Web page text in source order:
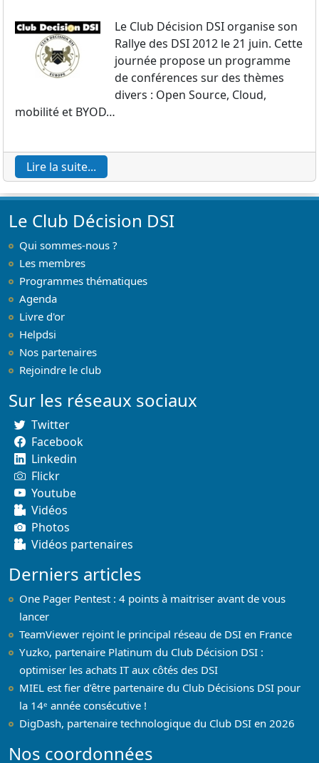
Le Club Décision DSI organise son
Rallye des DSI 2012 le 21 juin. Cette
journée propose un programme
de conférences sur des thèmes
divers : Open Source, Cloud,
mobilité et BYOD…
Lire la suite...
Le Club Décision DSI
Qui sommes-nous ?
Les membres
Programmes thématiques
Agenda
Livre d'or
Helpdsi
Nos partenaires
Rejoindre le club
Sur les réseaux sociaux
Twitter
Facebook
Linkedin
Flickr
Youtube
Vidéos
Photos
Vidéos partenaires
Derniers articles
One Pager Pentest : 4 points à maitriser avant de vous
lancer
TeamViewer rejoint le principal réseau de DSI en France
Yuzko, partenaire Platinum du Club Décision DSI :
optimiser les achats IT aux côtés des DSI
MIEL est fier d’être partenaire du Club Décisions DSI pour
la 14ᵉ année consécutive !
DigDash, partenaire technologique du Club DSI en 2026
Nos coordonnées